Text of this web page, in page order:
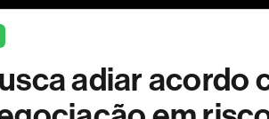
adiar acordo